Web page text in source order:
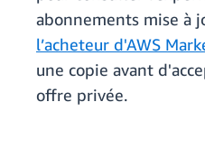
abonnements mise à
l’acheteur d'AWS
une copie avant
offre privée.